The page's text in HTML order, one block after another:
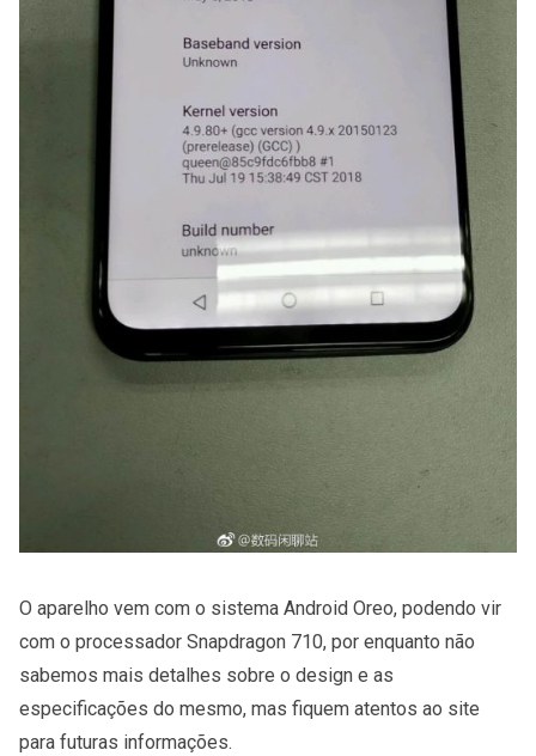
O aparelho vem com o sistema Android Oreo, podendo vir
com o processador Snapdragon 710, por enquanto não
sabemos mais detalhes sobre o design e as
especificações do mesmo, mas fiquem atentos ao site
para futuras informações.